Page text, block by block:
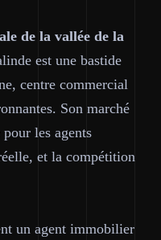
de la vallée de la
est une bastide
centre commercial
Son marché
les agents
et la compétition
un agent immobilier